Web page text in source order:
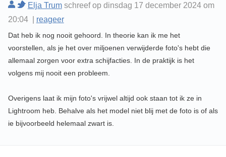
Elja Trumschreef op dinsdag 17 december 2024 om
20:04 | reageer
Dat heb ik nog nooit gehoord. In theorie kan ik me het
voorstellen, als je het over miljoenen verwijderde foto's hebt die
allemaal zorgen voor extra schijfacties. In de praktijk is het
volgens mij nooit een probleem.
Overigens laat ik mijn foto's vrijwel altijd ook staan tot ik ze in
Lightroom heb. Behalve als het model niet blij met de foto is of als
ie bijvoorbeeld helemaal zwart is.